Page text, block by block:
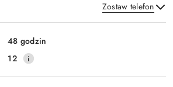
Zostaw telefon
Wyślij
48 godzin
12